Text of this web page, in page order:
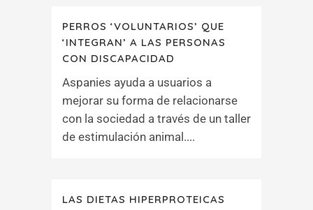
PERROS ‘VOLUNTARIOS’ QUE
‘INTEGRAN’ A LAS PERSONAS
CON DISCAPACIDAD
Aspanies ayuda a usuarios a
mejorar su forma de relacionarse
con la sociedad a través de un taller
de estimulación animal....
LAS DIETAS HIPERPROTEICAS